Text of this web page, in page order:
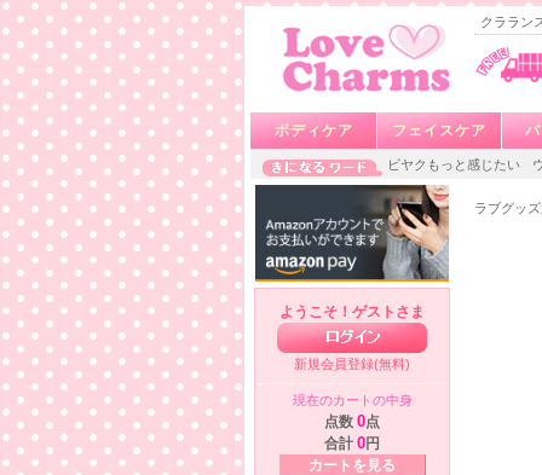
クララン
ボディケア フェイスケア
ビヤクもっと感じたい
ようこそ！ゲストさま
新規会員登録(無料)
現在のカートの中身
点数 0点
合計 0円
カートを見る
ラブグッ